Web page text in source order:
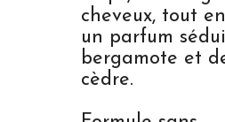
cheveux, tout
un parfum
bergamote et
cèdre.